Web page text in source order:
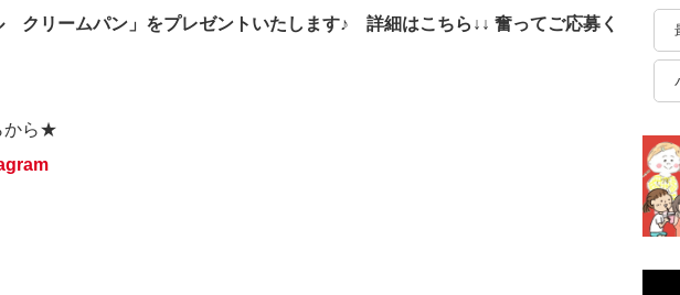
クリームパン」をプレゼントいたします♪ 詳細はこちら↓↓ 奮ってご応募く
から★